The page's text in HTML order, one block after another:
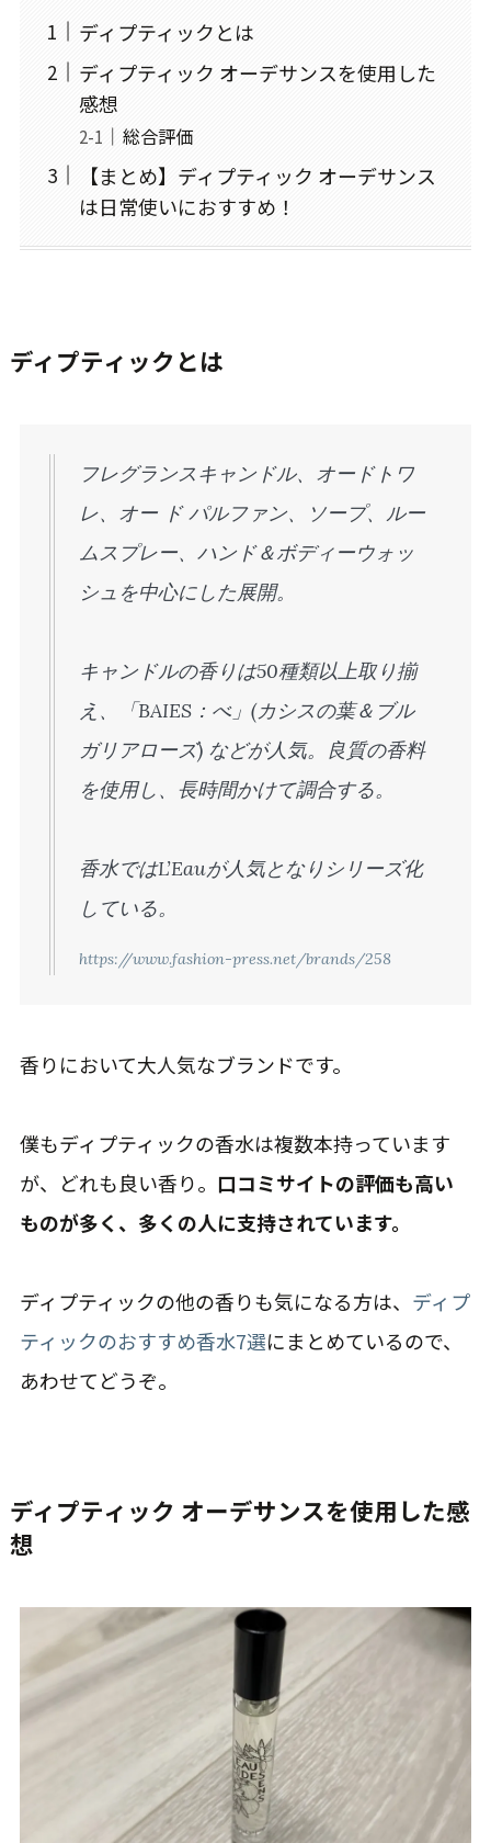
ディプティックとは
ディプティック オーデサンスを使用した
感想
総合評価
【まとめ】ディプティック オーデサンス
は日常使いにおすすめ！
ディプティックとは
フレグランスキャンドル、オードトワ
レ、オー ド パルファン、ソープ、ルー
ムスプレー、ハンド＆ボディーウォッ
シュを中心にした展開。
キャンドルの香りは50種類以上取り揃
え、「BAIES：べ」(カシスの葉＆ブル
ガリアローズ) などが人気。良質の香料
を使用し、長時間かけて調合する。
香水ではL’Eauが人気となりシリーズ化
している。
https://www.fashion-press.net/brands/258
香りにおいて大人気なブランドです。
僕もディプティックの香水は複数本持っています
が、どれも良い香り。 口コミサイトの評価も高い
ものが多く、多くの人に支持されています。
ディプティックの他の香りも気になる方は、 ディプ
ティックのおすすめ香水7選にまとめているので、
あわせてどうぞ。
ディプティック オーデサンスを使用した感
想